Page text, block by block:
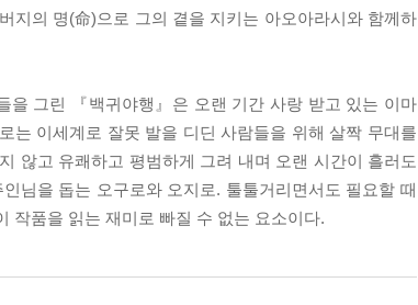
지의 명(命)으로 그의 곁을 지키는 아오아라시와 함께하
을 그린 『백귀야행』은 오랜 기간 사랑 받고 있는 이마
는 이세계로 잘못 발을 디딘 사람들을 위해 살짝 무대를
않고 유쾌하고 평범하게 그려 내며 오랜 시간이 흘러도
님을 돕는 오구로와 오지로. 툴툴거리면서도 필요할 때
작품을 읽는 재미로 빠질 수 없는 요소이다.